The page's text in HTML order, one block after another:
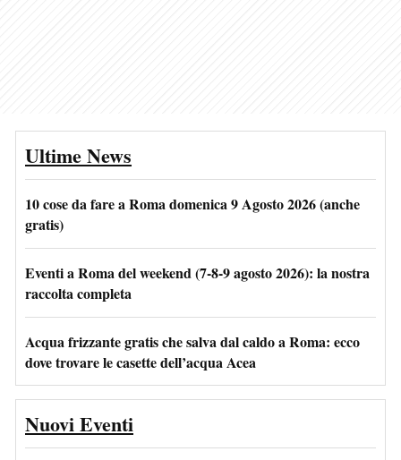
Ultime News
10 cose da fare a Roma domenica 9 Agosto 2026 (anche
gratis)
Eventi a Roma del weekend (7-8-9 agosto 2026): la nostra
raccolta completa
Acqua frizzante gratis che salva dal caldo a Roma: ecco
dove trovare le casette dell’acqua Acea
Nuovi Eventi